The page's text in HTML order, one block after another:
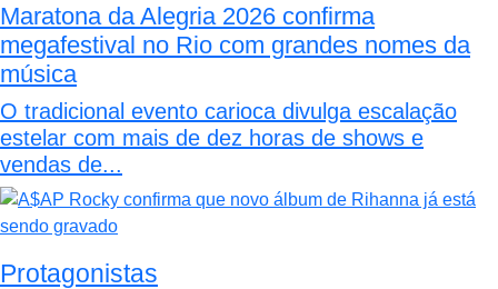
Maratona da Alegria 2026 confirma
megafestival no Rio com grandes nomes da
música
O tradicional evento carioca divulga escalação
estelar com mais de dez horas de shows e
vendas de...
Protagonistas